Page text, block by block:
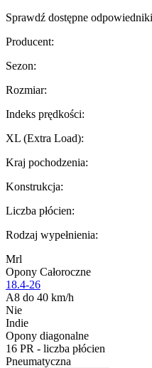
Sprawdź dostępne
Producent:
Sezon:
Rozmiar:
Indeks prędkości:
XL (Extra Load):
Kraj pochodzenia:
Konstrukcja:
Liczba płócien:
Rodzaj wypełnienia:
Mrl
Opony Całoroczne
18.4-26
A8 do 40 km/h
Nie
Indie
Opony diagonalne
16 PR - liczba płócien
Pneumatyczna